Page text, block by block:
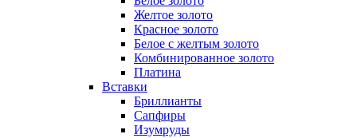
Желтое золото
Красное золото
Белое с желтым золото
Комбинированное золото
Платина
Вставки
Бриллианты
Сапфиры
Изумруды